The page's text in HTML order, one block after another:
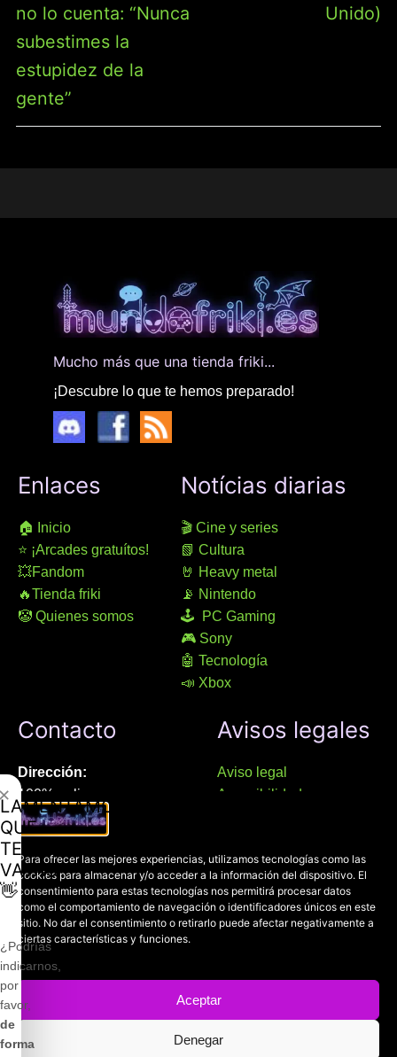
Para ofrecer las mejores experiencias, utilizamos tecnologías como las
cookies para almacenar y/o acceder a la información del dispositivo. El
consentimiento para estas tecnologías nos permitirá procesar datos
como el comportamiento de navegación o identificadores únicos en este
sitio. No dar el consentimiento o retirarlo puede afectar negativamente a
ciertas características y funciones.
Aceptar
Denegar
no lo cuenta: “Nunca
subestimes la
estupidez de la
gente”
Unido)
Mucho más que una tienda friki...
¡Descubre lo que te hemos preparado!
Enlaces
🏠 Inicio
⭐ ¡Arcades gratuítos!
💥Fandom
🔥Tienda friki
🤡 Quienes somos
Notícias diarias
🎬 Cine y series
📗 Cultura
🤘 Heavy metal
📡 Nintendo
🕹 PC Gaming
🎮 Sony
🤖 Tecnología
📣 Xbox
Contacto
Dirección:
100% online
Manresa (08241), Barcelona
Chat Whatsapp (solo texto):
+34 689 800 662
Correo:
contacto@mundofriki.es
Avisos legales
Aviso legal
Accesibilidad
Política de privacidad
Mundofriki.es
LAMENTAMOS
QUE
TE
VAYAS
👋
¿Podrías
indicarnos,
por
favor,
de
forma